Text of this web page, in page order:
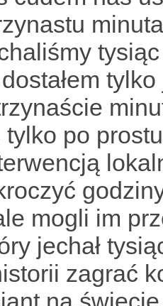
po
mogli im
jechał
zagrać